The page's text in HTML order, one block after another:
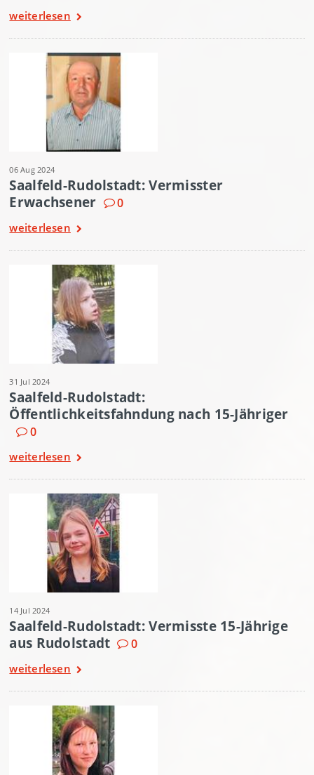
weiterlesen
06 Aug 2024
Saalfeld-Rudolstadt: Vermisster
Erwachsener
0
weiterlesen
31 Jul 2024
Saalfeld-Rudolstadt:
Öffentlichkeitsfahndung nach 15-Jähriger
0
weiterlesen
14 Jul 2024
Saalfeld-Rudolstadt: Vermisste 15-Jährige
aus Rudolstadt
0
weiterlesen